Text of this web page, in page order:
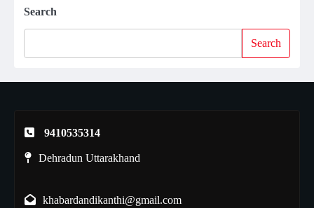
Search
Search
9410535314
Dehradun Uttarakhand
khabardandikanthi@gmail.com